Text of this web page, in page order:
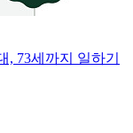
, 73세까지 일하기